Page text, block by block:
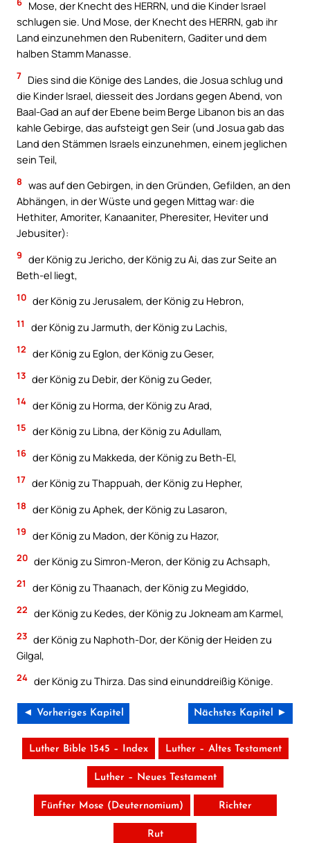
Mose, der Knecht des HERRN, und die Kinder Israel
schlugen sie. Und Mose, der Knecht des HERRN, gab ihr
Land einzunehmen den Rubenitern, Gaditer und dem
halben Stamm Manasse.
7 Dies sind die Könige des Landes, die Josua schlug und
die Kinder Israel, diesseit des Jordans gegen Abend, von
Baal-Gad an auf der Ebene beim Berge Libanon bis an das
kahle Gebirge, das aufsteigt gen Seir (und Josua gab das
Land den Stämmen Israels einzunehmen, einem jeglichen
sein Teil,
8 was auf den Gebirgen, in den Gründen, Gefilden, an den
Abhängen, in der Wüste und gegen Mittag war: die
Hethiter, Amoriter, Kanaaniter, Pheresiter, Heviter und
Jebusiter):
9 der König zu Jericho, der König zu Ai, das zur Seite an
Beth-el liegt,
10 der König zu Jerusalem, der König zu Hebron,
11 der König zu Jarmuth, der König zu Lachis,
12 der König zu Eglon, der König zu Geser,
13 der König zu Debir, der König zu Geder,
14 der König zu Horma, der König zu Arad,
15 der König zu Libna, der König zu Adullam,
16 der König zu Makkeda, der König zu Beth-El,
17 der König zu Thappuah, der König zu Hepher,
18 der König zu Aphek, der König zu Lasaron,
19 der König zu Madon, der König zu Hazor,
20 der König zu Simron-Meron, der König zu Achsaph,
21 der König zu Thaanach, der König zu Megiddo,
22 der König zu Kedes, der König zu Jokneam am Karmel,
23 der König zu Naphoth-Dor, der König der Heiden zu
Gilgal,
24 der König zu Thirza. Das sind einunddreißig Könige.
◄ Vorheriges Kapitel Nächstes Kapitel ►
Luther Bible 1545 – Index Luther – Altes Testament
Luther – Neues Testament
Fünfter Mose (Deuternomium) Richter
Rut